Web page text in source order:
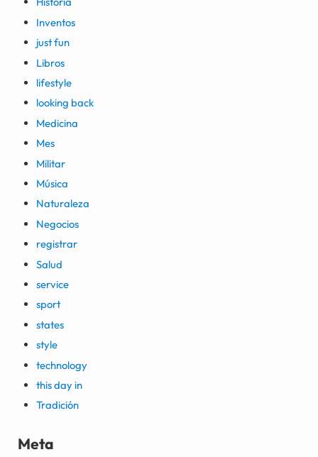
Inventos
just fun
Libros
lifestyle
looking back
Medicina
Mes
Militar
Música
Naturaleza
Negocios
registrar
Salud
service
sport
states
style
technology
this day in
Tradición
Meta